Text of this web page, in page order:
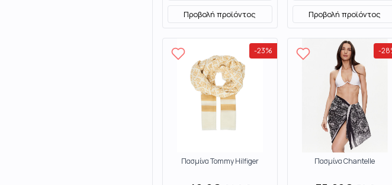
Προβολή προϊόντος Προβολή προϊόντος
-23%
Πασμίνα Tommy Hilfiger
-28
Πασμίνα Chantelle